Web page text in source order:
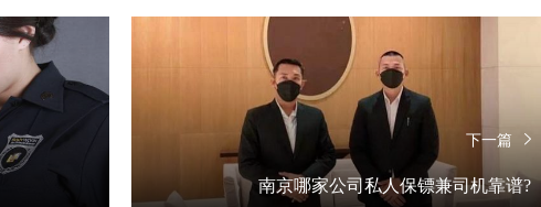
下一篇
南京哪家公司私人保镖兼司机靠谱?